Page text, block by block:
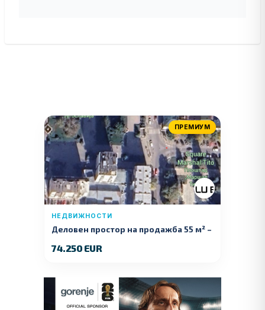
ПРЕМИУМ
НЕДВИЖНОСТИ
Деловен простор на продажба 55 м² –
74.250 EUR